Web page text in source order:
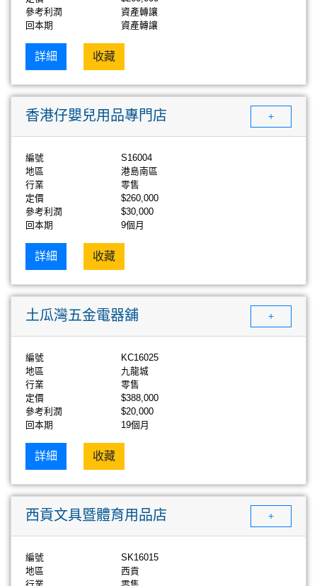
參考利潤
資產轉讓
回本期
資產轉讓
詳細 收藏
香港仔嬰兒用品專門店 +
編號
S16004
地區
港島南區
行業
零售
定價
$260,000
參考利潤
$30,000
回本期
9個月
詳細 收藏
土瓜灣五金電器舖 +
編號
KC16025
地區
九龍城
行業
零售
定價
$388,000
參考利潤
$20,000
回本期
19個月
詳細 收藏
西貢文具暨體育用品店 +
編號
SK16015
地區
西貢